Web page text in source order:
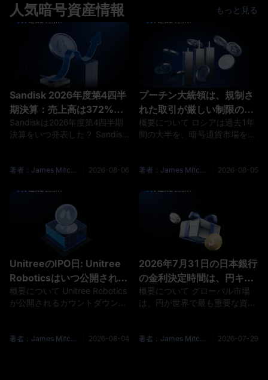
ることができます。 MEXCで
KIMIUSDT先物市場を開きます
内容： 最大 20倍のレバレッ
ジ； クロスおよ
ために必要な資金量も異なりま
15,000ドルを預け入れておく必
要があります。 Key
Takeaways 暗号資産の不労
人気暗号資産情報 もっと見る
Sandisk 2026年度第4四半
期決算：売上高は372%増
加も、決算発表後にSNDK
株が下落
Sandiskは2026年度第4四半期
決算をいつ発表した？ Sandisk
および通期決算を発表しまし
しました。 投資家は、同社の
2026年度第4四半期公式決算資
料および投資家向け情報ページ
で、財務諸表、プレゼンテーシ
ョン、決算説明会資料を確認で
きます。 Sandiskの決算は市場
予想を上回った？ はい。S
著者：James Mitchell 2026-08-06
プーチン大統領は、規制さ
れた取引が厳しい制限の下
で開始される中、ロシアの
暗号法に署名しました
概要について ロシアは過去1年
間の大半を、暗号通貨市場を部
えました。ロシアの国営通信社
領がデジタル通貨とデジタル権
じられています。この法律によ
り、暗号通貨取引所、デジタル
デポジット、ブローカー、管理
会社、貿易組織者、クリアリン
グハウスのための単一の運営枠
組みが初めて確立され、投資家
が
著者：James Mitchell 2026-08-05
UnitreeのIPO日: Unitree
Roboticsはいつ公開されま
すか?
概要について Unitree Robotics
が公開されるカウントダウンは
は、7月30日にSTAR Marketの
著者：James Mitchell 2026-08-04
2026年7月31日の日本銀行
の金利決定時間は、円キャ
リー取引に焦点を当ててい
ます
概要について グローバル市場
は、円が世界で最も重要な資金
注視しています。日本の利上
著者：James Mitchell 2026-07-29